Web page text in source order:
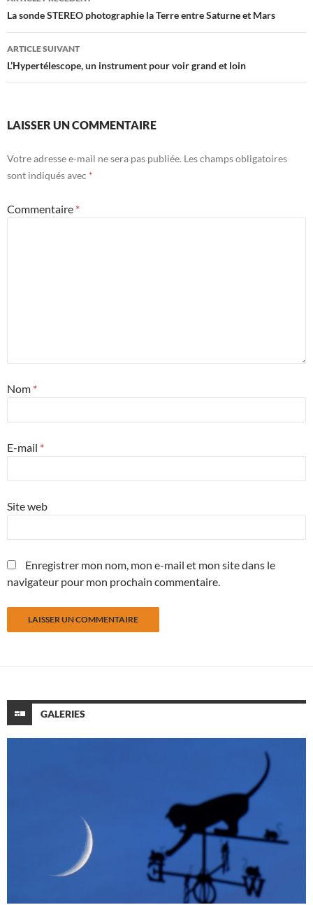
des
articles
La sonde STEREO photographie la Terre entre Saturne et Mars
ARTICLE SUIVANT
L’Hypertélescope, un instrument pour voir grand et loin
LAISSER UN COMMENTAIRE
Votre adresse e-mail ne sera pas publiée. Les champs obligatoires
sont indiqués avec *
Commentaire *
Nom *
E-mail *
Site web
Enregistrer mon nom, mon e-mail et mon site dans le
navigateur pour mon prochain commentaire.
GALERIES